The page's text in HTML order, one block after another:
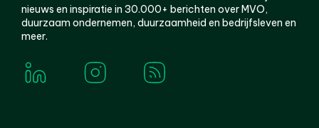
nieuws en inspiratie in 30.000+ berichten over MVO,
duurzaam ondernemen, duurzaamheid en bedrijfsleven en
meer.